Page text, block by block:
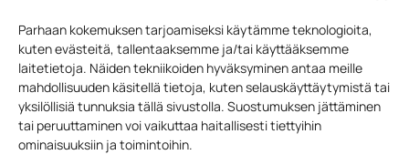
Parhaan kokemuksen tarjoamiseksi käytämme teknologioita,
kuten evästeitä, tallentaaksemme ja/tai käyttääksemme
laitetietoja. Näiden tekniikoiden hyväksyminen antaa meille
mahdollisuuden käsitellä tietoja, kuten selauskäyttäytymistä tai
yksilöllisiä tunnuksia tällä sivustolla. Suostumuksen jättäminen
tai peruuttaminen voi vaikuttaa haitallisesti tiettyihin
ominaisuuksiin ja toimintoihin.
Uutiskirjeen
Liity postituslistalle